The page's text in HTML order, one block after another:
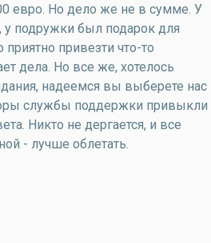
евро. Но дело же не в сумме. У
подружки был подарок для
привезти что-то
дела. Но все же, хотелось
надеемся вы выберете нас
службы поддержки привыкли
Никто не дергается, и все
- лучше облетать.